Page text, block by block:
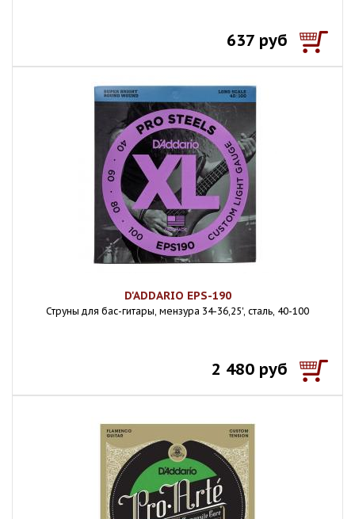
637 руб
D'ADDARIO EPS-190
Струны для бас-гитары, мензура 34-36,25', сталь, 40-100
2 480 руб